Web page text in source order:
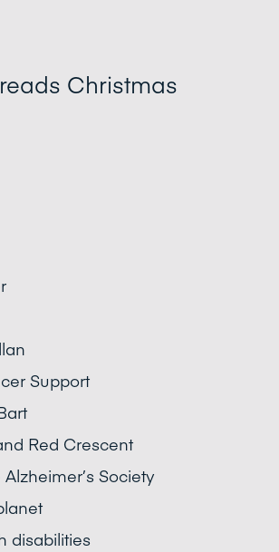
Christmas
Support
Red Crescent
Society
disabilities